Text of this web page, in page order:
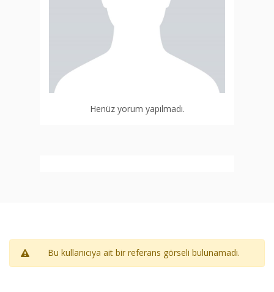
Henüz yorum yapılmadı.
Bu kullanıcıya ait bir referans görseli bulunamadı.